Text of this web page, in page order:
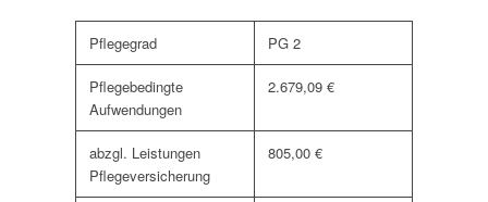
Pflegegrad PG 2
Pflegebedingte
Aufwendungen
2.679,09 €
abzgl. Leistungen
Pflegeversicherung
805,00 €